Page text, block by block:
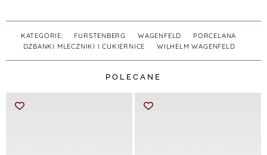
KATEGORIE: FURSTENBERG ,WAGENFELD PORCELANA
DZBANKI MLECZNIKI I CUKIERNICE
,WILHELM WAGENFELD
POLECANE